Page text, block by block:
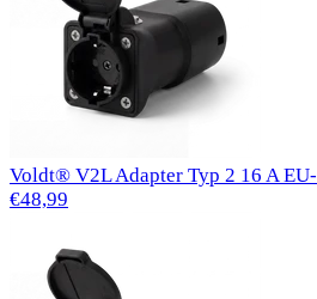
Voldt® V2L Adapter Typ 2 16 A
€48,99